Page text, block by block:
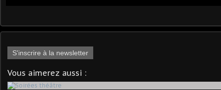
S'inscrire à la newsletter
Vous aimerez aussi :